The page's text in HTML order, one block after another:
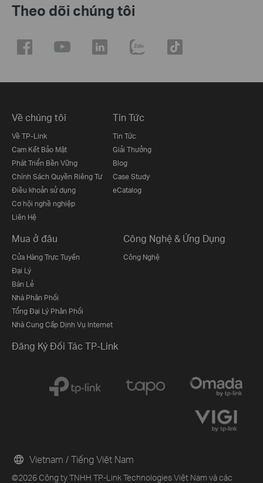
Theo dõi chúng tôi
Về chúng tôi
Về TP-Link
Cam Kết Bảo Mật
Phát Triển Bền Vững
Chính Sách Quyền Riêng Tư
Điều khoản sử dụng
Cơ hội nghề nghiệp
Liên Hệ
Tin Tức
Tin Tức
Giải Thưởng
Blog
Case Study
eCatalog
Mua ở đâu
Cửa Hàng Trực Tuyến
Đại Lý
Bán Lẻ
Nhà Phân Phối
Tổng Đại Lý Phân Phối
Nhà Cung Cấp Dịnh Vụ Internet
Công Nghệ & Ứng Dụng
Công Nghệ
Đăng Ký Đối Tác TP-Link
©2026 Công ty TNHH TP-Link Technologies Việt Nam và các
Vietnam / Tiếng Việt Nam